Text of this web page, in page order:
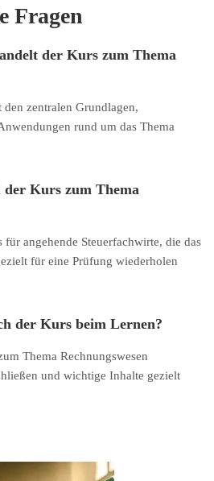
Fragen
der Kurs zum Thema
zentralen Grundlagen,
rund um das Thema
der Kurs zum Thema
für angehende Steuerfachwirte, die das
für eine Prüfung wiederholen
der Kurs beim Lernen?
Thema Rechnungswesen
und wichtige Inhalte gezielt